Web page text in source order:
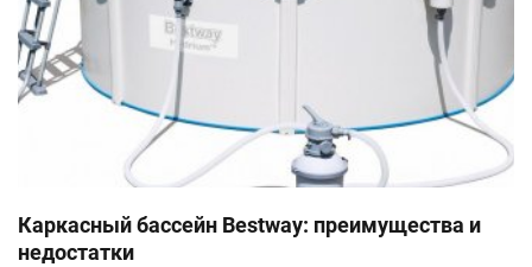
Каркасный бассейн Bestway: преимущества и
недостатки